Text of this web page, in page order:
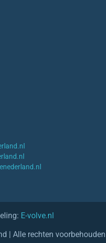
E-volve.nl
| Alle rechten voorbehouden